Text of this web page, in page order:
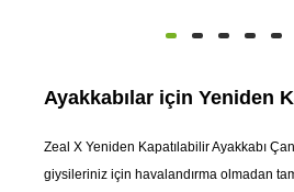
Ayakkabılar için Yeniden
Zeal X Yeniden Kapatılabilir Ayakkabı
giysileriniz için havalandırma olmadan